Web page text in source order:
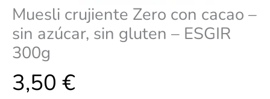
Muesli crujiente Zero con cacao –
sin azúcar, sin gluten – ESGIR
300g
3,50 €